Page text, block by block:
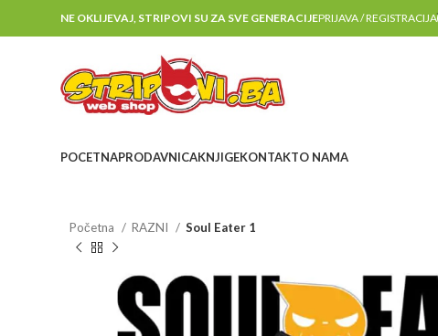
NE OKLIJEVAJ, STRIPOVI SU ZA SVE GENERACIJEPRIJAVA / REGISTRACIJA
POCETNAPRODAVNICAKNJIGEKONTAKTO NAMA
Početna RAZNI Soul Eater 1